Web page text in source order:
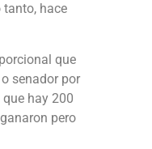
tanto, hace
que
senador por
hay 200
pero